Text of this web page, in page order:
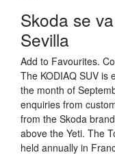
Skoda se
Sevilla
Add to Favourites.
The KODIAQ SUV is
the month of
enquiries from
from the Skoda
above the Yeti. The
held annually in